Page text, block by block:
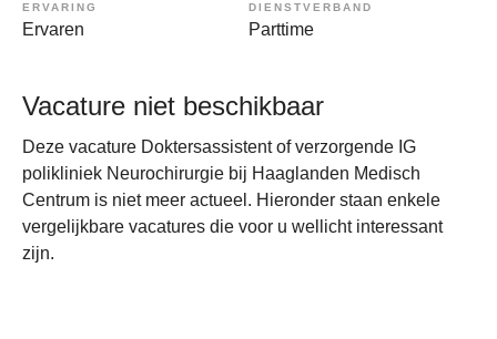
ERVARING
Ervaren
DIENSTVERBAND
Parttime
Vacature niet beschikbaar
Deze vacature Doktersassistent of verzorgende IG
polikliniek Neurochirurgie bij Haaglanden Medisch
Centrum is niet meer actueel. Hieronder staan enkele
vergelijkbare vacatures die voor u wellicht interessant
zijn.